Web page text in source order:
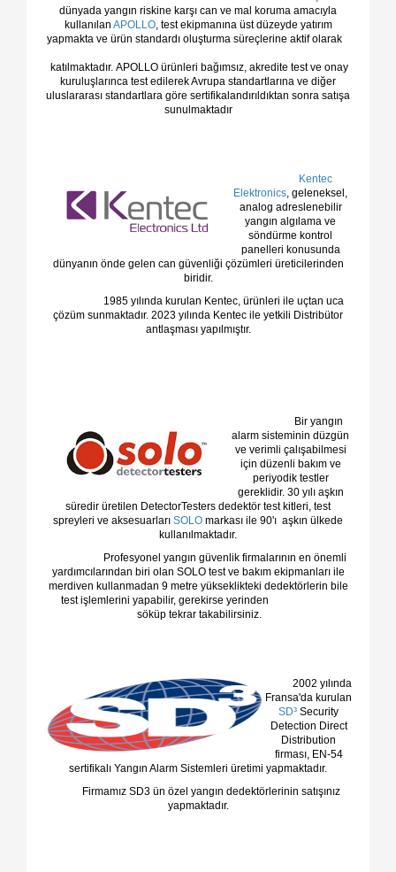
dünyada yangın riskine karşı can ve mal koruma amacıyla
kullanılan APOLLO, test ekipmanına üst düzeyde yatırım
yapmakta ve ürün standardı oluşturma süreçlerine aktif olarak
katılmaktadır. APOLLO ürünleri bağımsız, akredite test ve onay
kuruluşlarınca test edilerek Avrupa standartlarına ve diğer
uluslararası standartlara göre sertifikalandırıldıktan sonra satışa
sunulmaktadır
Kentec
Elektronics , geleneksel,
analog adreslenebilir
yangın algılama ve
söndürme kontrol
panelleri konusunda
dünyanın önde gelen can güvenliği çözümleri üreticilerinden
biridir.
1985 yılında kurulan Kentec, ürünleri ile uçtan uca
çözüm sunmaktadır. 2023 yılında Kentec ile yetkili Distribütor
antlaşması yapılmıştır.
Bir yangın
alarm sisteminin düzgün
ve verimli çalışabilmesi
için düzenli bakım ve
periyodik testler
gereklidir. 30 yılı aşkın
süredir üretilen DetectorTesters dedektör test kitleri, test
spreyleri ve aksesuarları SOLO markası ile 90'ı aşkın ülkede
kullanılmaktadır.
Profesyonel yangın güvenlik firmalarının en önemli
yardımcılarından biri olan SOLO test ve bakım ekipmanları ile
merdiven kullanmadan 9 metre yükseklikteki dedektörlerin bile
test işlemlerini yapabilir, gerekirse yerinden
söküp tekrar takabilirsiniz.
2002 yılında
Fransa'da kurulan
SD³ Security
Detection Direct
Distribution
firması, EN-54
sertifikalı Yangın Alarm Sistemleri üretimi yapmaktadır.
Firmamız SD3 ün özel yangın dedektörlerinin satışınız
yapmaktadır.